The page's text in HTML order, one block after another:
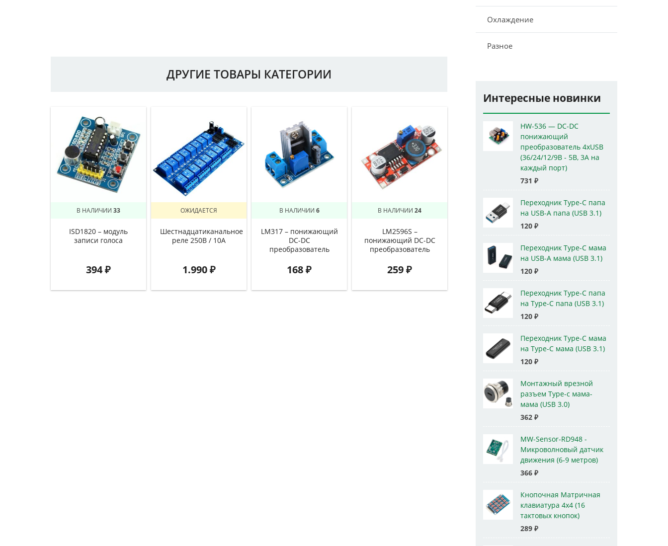
ДРУГИЕ ТОВАРЫ КАТЕГОРИИ
В НАЛИЧИИ 33
ISD1820 – модуль
записи голоса
394₽
ОЖИДАЕТСЯ
Шестнадцатиканальное
реле 250В / 10А
1.990₽
В НАЛИЧИИ 6
LM317 – понижающий
DC-DC
преобразователь
168₽
В НАЛИЧИИ 24
LM2596S –
понижающий DC-DC
преобразователь
259₽
Охлаждение
Разное
Интересные новинки
HW-536 — DC-DC
понижающий
преобразователь 4xUSB
(36/24/12/9В - 5В, 3А на
каждый порт)
731 ₽
Переходник Type-C папа
на USB-A папа (USB 3.1)
120 ₽
Переходник Type-C мама
на USB-A мама (USB 3.1)
120 ₽
Переходник Type-C папа
на Type-C папа (USB 3.1)
120 ₽
Переходник Type-C мама
на Type-C мама (USB 3.1)
120 ₽
Монтажный врезной
разъем Type-c мама-
мама (USB 3.0)
362 ₽
MW-Sensor-RD948 -
Микроволновый датчик
движения (6-9 метров)
366 ₽
Кнопочная Матричная
клавиатура 4x4 (16
тактовых кнопок)
289 ₽